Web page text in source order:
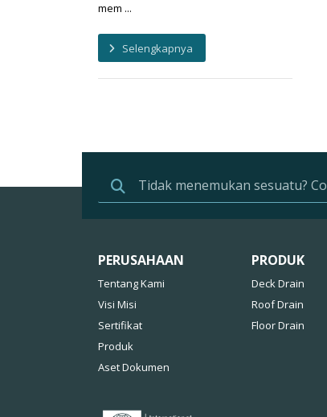
mem ...
Selengkapnya
PERUSAHAAN
Tentang Kami
Visi Misi
Sertifikat
Produk
Aset Dokumen
PRODUK
Deck Drain
Roof Drain
Floor Drain